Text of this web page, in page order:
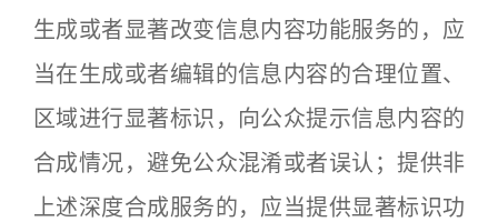
生成或者显著改变信息内容功能服务的，应
当在生成或者编辑的信息内容的合理位置、
区域进行显著标识，向公众提示信息内容的
合成情况，避免公众混淆或者误认；提供非
上述深度合成服务的，应当提供显著标识功